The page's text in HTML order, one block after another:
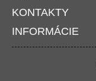
KONTAKTY
INFORMÁCIE